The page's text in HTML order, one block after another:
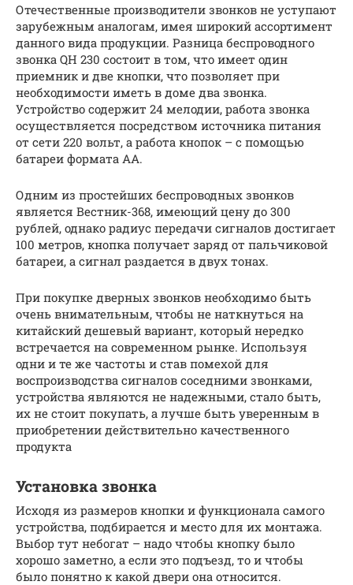
Отечественные производители звонков не уступают
зарубежным аналогам, имея широкий ассортимент
данного вида продукции. Разница беспроводного
звонка QH 230 состоит в том, что имеет один
приемник и две кнопки, что позволяет при
необходимости иметь в доме два звонка.
Устройство содержит 24 мелодии, работа звонка
осуществляется посредством источника питания
от сети 220 вольт, а работа кнопок – с помощью
батареи формата АА.
Одним из простейших беспроводных звонков
является Вестник-368, имеющий цену до 300
рублей, однако радиус передачи сигналов достигает
100 метров, кнопка получает заряд от пальчиковой
батареи, а сигнал раздается в двух тонах.
При покупке дверных звонков необходимо быть
очень внимательным, чтобы не наткнуться на
китайский дешевый вариант, который нередко
встречается на современном рынке. Используя
одни и те же частоты и став помехой для
воспроизводства сигналов соседними звонками,
устройства являются не надежными, стало быть,
их не стоит покупать, а лучше быть уверенным в
приобретении действительно качественного
продукта
Установка звонка
Исходя из размеров кнопки и функционала самого
устройства, подбирается и место для их монтажа.
Выбор тут небогат – надо чтобы кнопку было
хорошо заметно, а если это подъезд, то и чтобы
было понятно к какой двери она относится.